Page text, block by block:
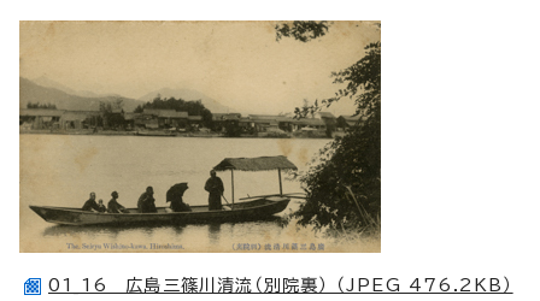
01_16 広島三篠川清流（別院裏） （JPEG 476.2KB）